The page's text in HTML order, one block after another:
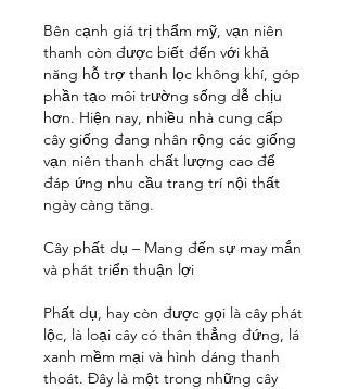
Bên cạnh giá trị thẩm mỹ, vạn niên
thanh còn được biết đến với khả
năng hỗ trợ thanh lọc không khí, góp
phần tạo môi trường sống dễ chịu
hơn. Hiện nay, nhiều nhà cung cấp
cây giống đang nhân rộng các giống
vạn niên thanh chất lượng cao để
đáp ứng nhu cầu trang trí nội thất
ngày càng tăng.
Cây phất dụ – Mang đến sự may mắn
và phát triển thuận lợi
Phất dụ, hay còn được gọi là cây phát
lộc, là loại cây có thân thẳng đứng, lá
xanh mềm mại và hình dáng thanh
thoát. Đây là một trong những cây